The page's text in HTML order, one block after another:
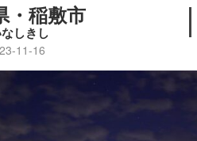
・稲敷市
しきし
11-16